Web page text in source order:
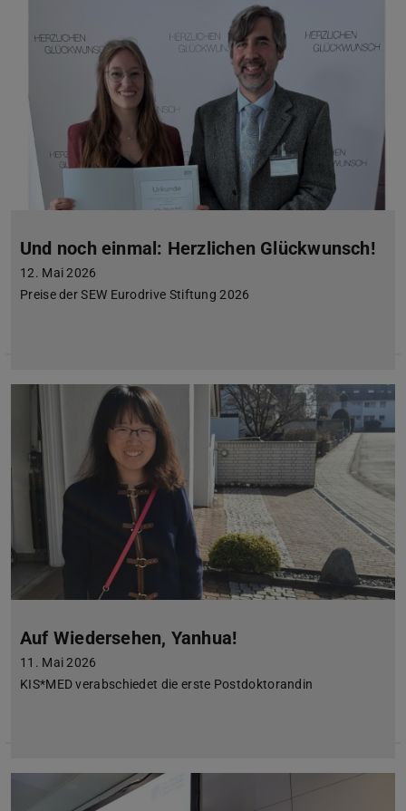
Und noch einmal: Herzlichen Glückwunsch!
12. Mai 2026
Preise der SEW Eurodrive Stiftung 2026
Auf Wiedersehen, Yanhua!
11. Mai 2026
KIS*MED verabschiedet die erste Postdoktorandin